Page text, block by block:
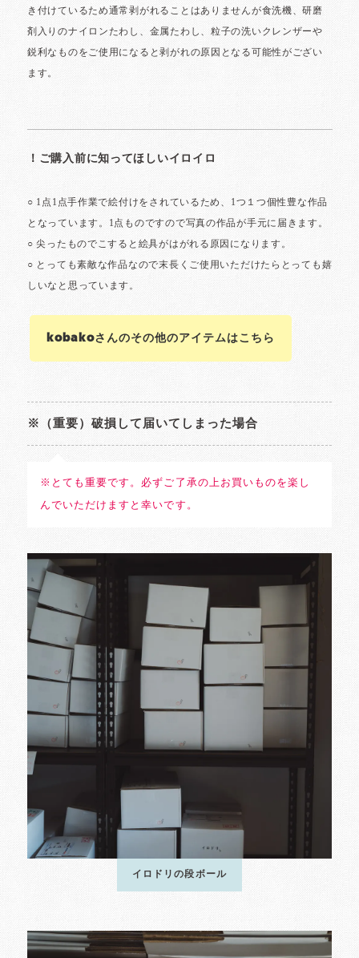
kobakoさんのその他のアイテムはこちら
※（重要）破損して届いてしまった場合
※とても重要です。必ずご了承の上お買いものを楽し
んでいただけますと幸いです。
イロドリの段ボール